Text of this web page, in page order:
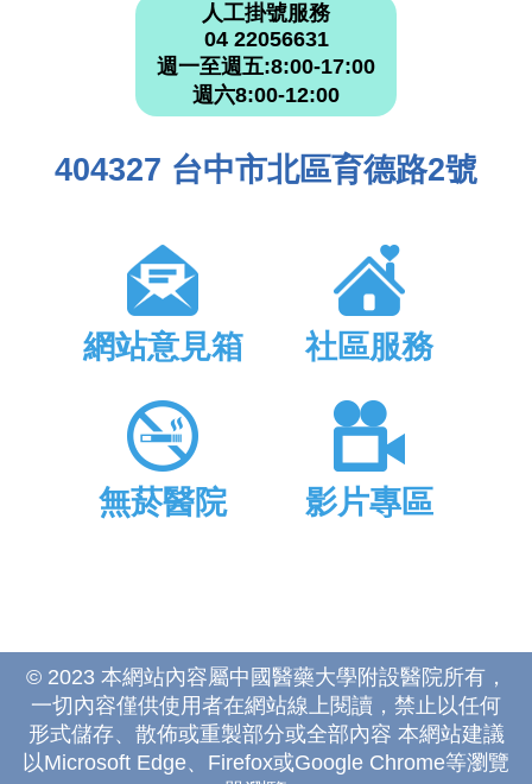
人工掛號服務
04 22056631
週一至週五:8:00-17:00
週六8:00-12:00
404327 台中市北區育德路2號
網站意見箱 社區服務
無菸醫院 影片專區
© 2023 本網站內容屬中國醫藥大學附設醫院所有，
一切內容僅供使用者在網站線上閱讀，禁止以任何
形式儲存、散佈或重製部分或全部內容 本網站建議
以Microsoft Edge、Firefox或Google Chrome等瀏覽